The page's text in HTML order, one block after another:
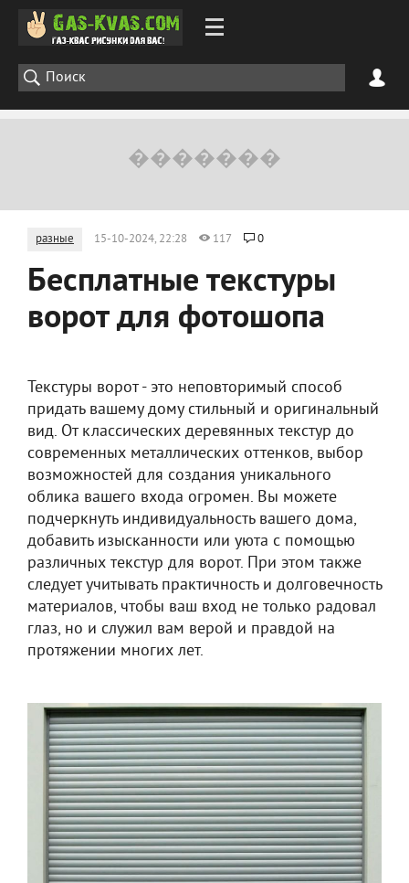
разные 15-10-2024, 22:28 117 0
Бесплатные текстуры
ворот для фотошопа
Текстуры ворот - это неповторимый способ
придать вашему дому стильный и оригинальный
вид. От классических деревянных текстур до
современных металлических оттенков, выбор
возможностей для создания уникального
облика вашего входа огромен. Вы можете
подчеркнуть индивидуальность вашего дома,
добавить изысканности или уюта с помощью
различных текстур для ворот. При этом также
следует учитывать практичность и долговечность
материалов, чтобы ваш вход не только радовал
глаз, но и служил вам верой и правдой на
протяжении многих лет.